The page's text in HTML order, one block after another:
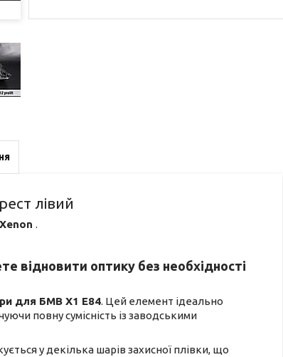
лівий
.
відновити оптику без необхідності
для БМВ Х1 Е84. Цей елемент ідеально
повну сумісність із заводськими
у декілька шарів захисної плівки, що